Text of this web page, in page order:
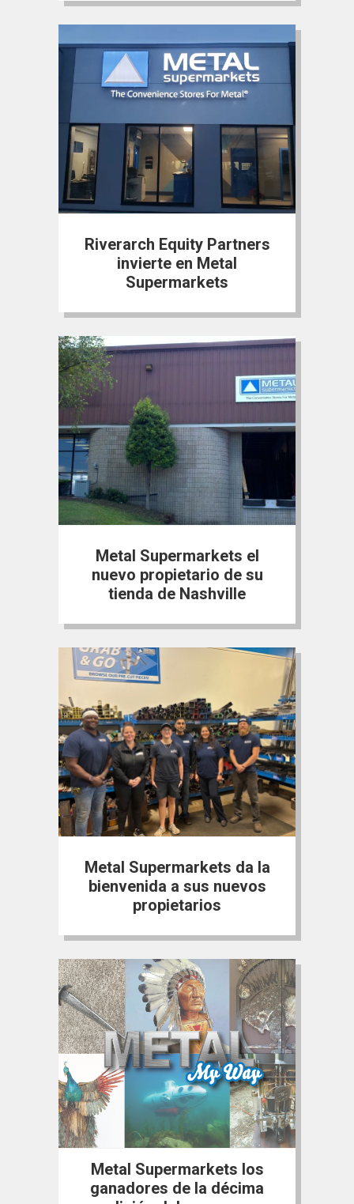
Riverarch Equity Partners
invierte en Metal
Supermarkets
Metal Supermarkets el
nuevo propietario de su
tienda de Nashville
Metal Supermarkets da la
bienvenida a sus nuevos
propietarios
Metal Supermarkets los
ganadores de la décima